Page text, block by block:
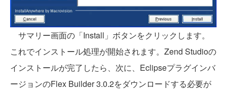
サマリー画面の「Install」ボタンをクリックします。
これでインストール処理が開始されます。Zend Studioの
インストールが完了したら、次に、Eclipseプラグインバ
ージョンのFlex Builder 3.0.2をダウンロードする必要が